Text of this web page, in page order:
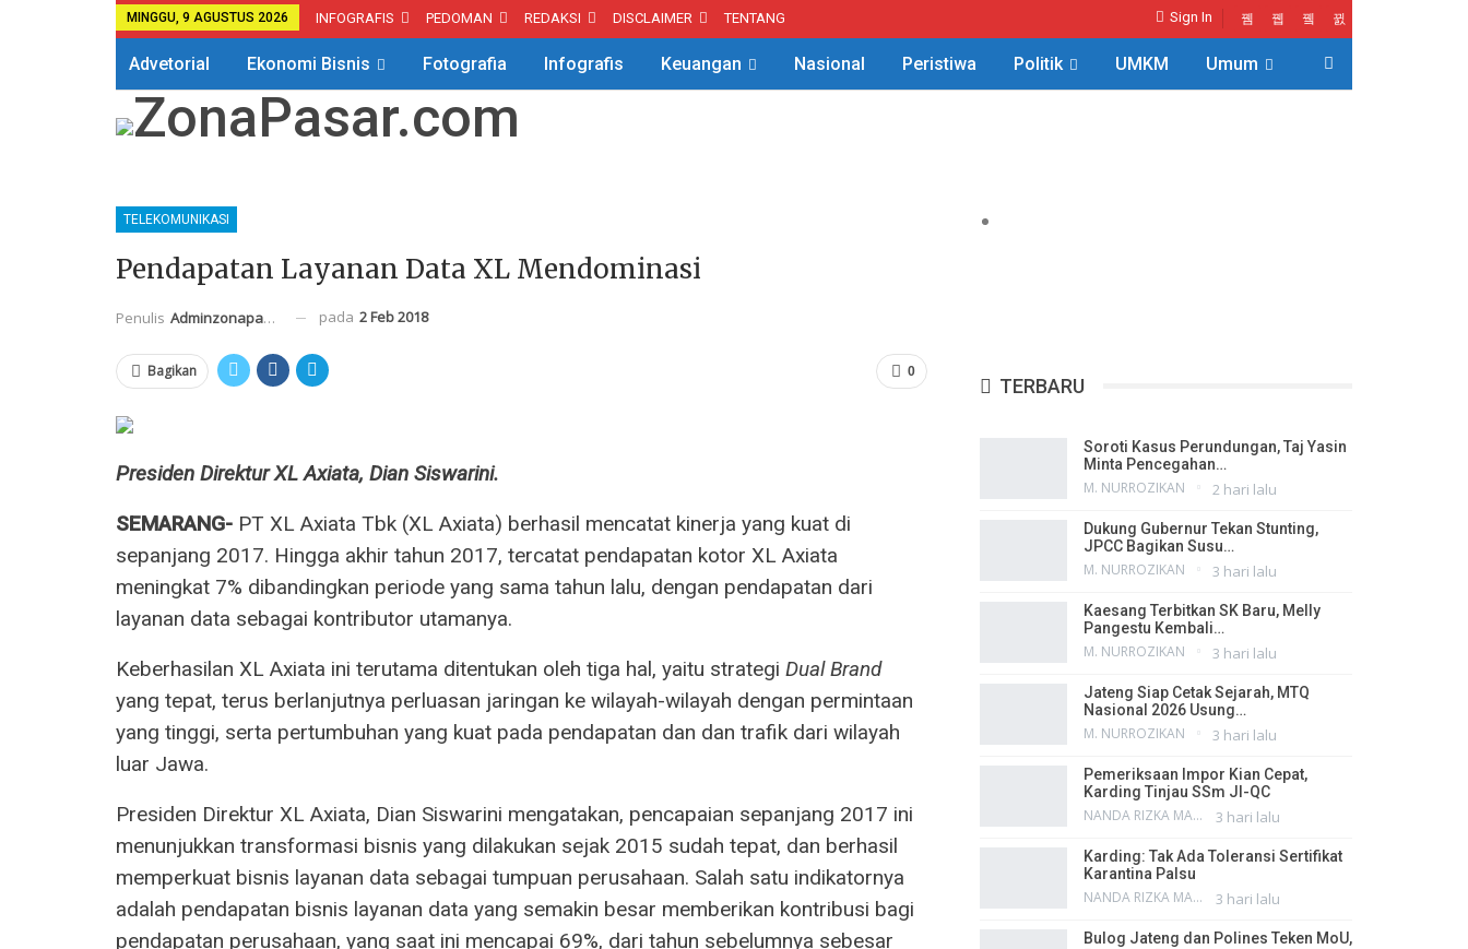
Sign In
MINGGU, 9 AGUSTUS 2026 INFOGRAFIS PEDOMAN REDAKSI DISCLAIMER TENTANG
Advetorial Ekonomi Bisnis Fotografia Infografis Keuangan Nasional Peristiwa Politik UMKM Umum
Hotel Kuliner Traveling
TELEKOMUNIKASI
Pendapatan Layanan Data XL Mendominasi
Penulis Adminzonapasar pada 2 Feb 2018
0
Bagikan
Presiden Direktur XL Axiata, Dian Siswarini.
SEMARANG- PT XL Axiata Tbk (XL Axiata) berhasil mencatat kinerja yang kuat di
sepanjang 2017. Hingga akhir tahun 2017, tercatat pendapatan kotor XL Axiata
meningkat 7% dibandingkan periode yang sama tahun lalu, dengan pendapatan dari
layanan data sebagai kontributor utamanya.
Keberhasilan XL Axiata ini terutama ditentukan oleh tiga hal, yaitu strategi Dual Brand
yang tepat, terus berlanjutnya perluasan jaringan ke wilayah-wilayah dengan permintaan
yang tinggi, serta pertumbuhan yang kuat pada pendapatan dan dan trafik dari wilayah
luar Jawa.
Presiden Direktur XL Axiata, Dian Siswarini mengatakan, pencapaian sepanjang 2017 ini
menunjukkan transformasi bisnis yang dilakukan sejak 2015 sudah tepat, dan berhasil
memperkuat bisnis layanan data sebagai tumpuan perusahaan. Salah satu indikatornya
adalah pendapatan bisnis layanan data yang semakin besar memberikan kontribusi bagi
pendapatan perusahaan, yang saat ini mencapai 69%, dari tahun sebelumnya sebesar
TERBARU
Soroti Kasus Perundungan, Taj Yasin
Minta Pencegahan…
M. NURROZIKAN 2 hari lalu
Dukung Gubernur Tekan Stunting,
JPCC Bagikan Susu…
M. NURROZIKAN 3 hari lalu
Kaesang Terbitkan SK Baru, Melly
Pangestu Kembali…
M. NURROZIKAN 3 hari lalu
Jateng Siap Cetak Sejarah, MTQ
Nasional 2026 Usung…
M. NURROZIKAN 3 hari lalu
Pemeriksaan Impor Kian Cepat,
Karding Tinjau SSm JI-QC
NANDA RIZKA MAHENDRA 3 hari lalu
Karding: Tak Ada Toleransi Sertifikat
Karantina Palsu
NANDA RIZKA MAHENDRA 3 hari lalu
Bulog Jateng dan Polines Teken MoU,